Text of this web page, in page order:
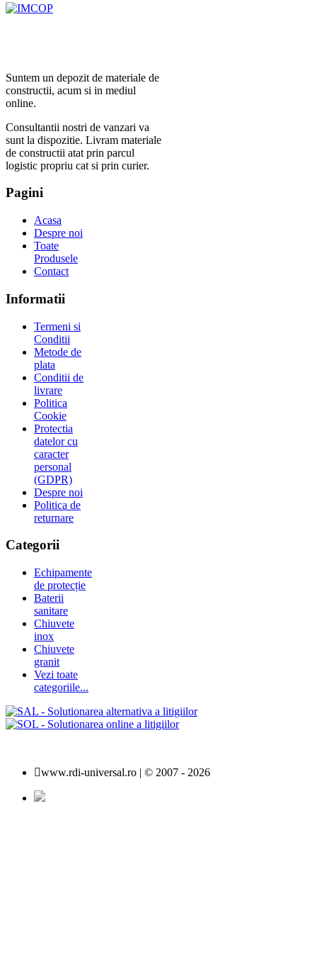
Suntem un depozit de materiale de
constructii, acum si in mediul
online.
Consultantii nostri de vanzari va
sunt la dispozitie. Livram materiale
de constructii atat prin parcul
logistic propriu cat si prin curier.
Pagini
Acasa
Despre noi
Toate
Produsele
Contact
Informatii
Termeni si
Conditii
Metode de
plata
Conditii de
livrare
Politica
Cookie
Protectia
datelor cu
caracter
personal
(GDPR)
Despre noi
Politica de
returnare
Categorii
Echipamente
de protecție
Baterii
sanitare
Chiuvete
inox
Chiuvete
granit
Vezi toate
categoriile...
www.rdi-universal.ro | © 2007 - 2026